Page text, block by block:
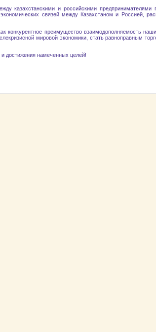
и российскими предпринимателями
связей между Казахстаном и Россией,
конкурентное преимущество взаимодополняемость
мировой экономики, стать равноправным
достижения намеченных целей!